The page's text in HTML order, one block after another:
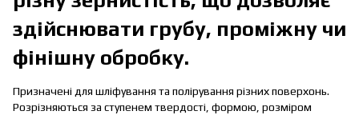
здійснювати грубу, проміжну чи
фінішну обробку.
Призначені для шліфування та полірування різних поверхонь.
Розрізняються за ступенем твердості, формою, розміром